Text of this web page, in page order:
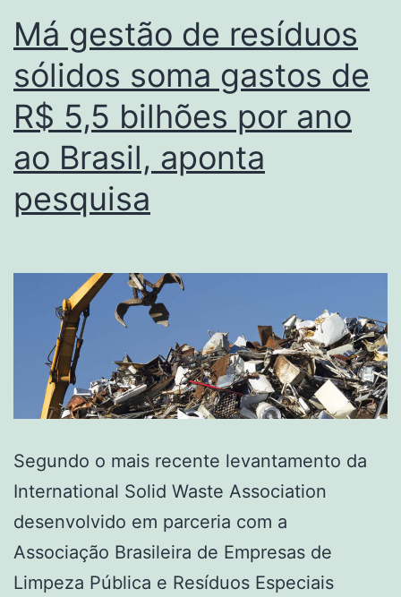
Má gestão de resíduos
sólidos soma gastos de
R$ 5,5 bilhões por ano
ao Brasil, aponta
pesquisa
Segundo o mais recente levantamento da
International Solid Waste Association
desenvolvido em parceria com a
Associação Brasileira de Empresas de
Limpeza Pública e Resíduos Especiais